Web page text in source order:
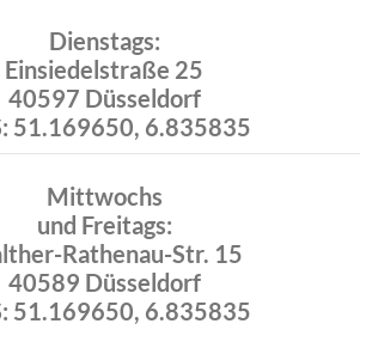
Dienstags:
Einsiedelstraße 25
40597 Düsseldorf
51.169650, 6.835835
Mittwochs
und Freitags:
Rathenau-Str. 15
40589 Düsseldorf
51.169650, 6.835835